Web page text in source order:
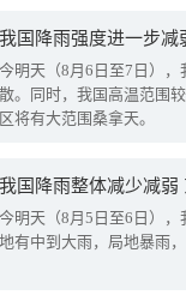
今明天（8月6日至7日）
散。同时，我国高温范围
区将有大范围桑拿天。
我国降雨整体减少减弱
今明天（8月5日至6日）
地有中到大雨，局地暴雨